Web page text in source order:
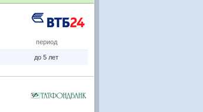
период
до 5 лет